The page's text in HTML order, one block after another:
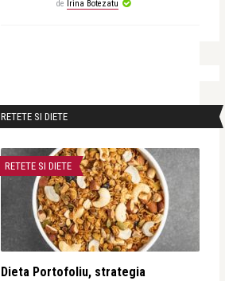
de Irina Botezatu
RETETE SI DIETE
RETETE SI DIETE
Dieta Portofoliu, strategia